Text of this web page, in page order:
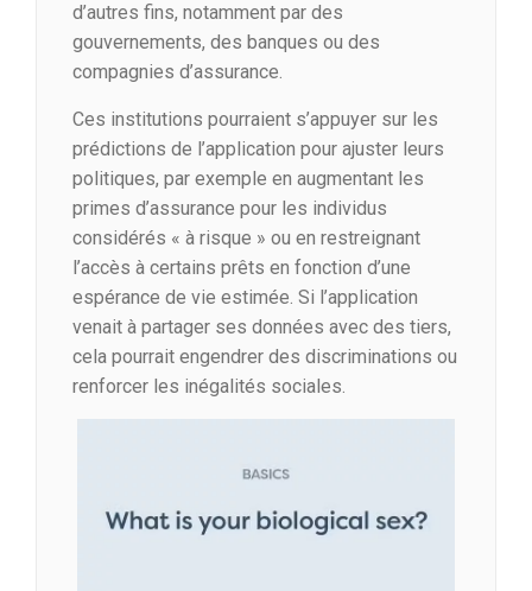
d’autres fins, notamment par des
gouvernements, des banques ou des
compagnies d’assurance.
Ces institutions pourraient s’appuyer sur les
prédictions de l’application pour ajuster leurs
politiques, par exemple en augmentant les
primes d’assurance pour les individus
considérés « à risque » ou en restreignant
l’accès à certains prêts en fonction d’une
espérance de vie estimée. Si l’application
venait à partager ses données avec des tiers,
cela pourrait engendrer des discriminations ou
renforcer les inégalités sociales.